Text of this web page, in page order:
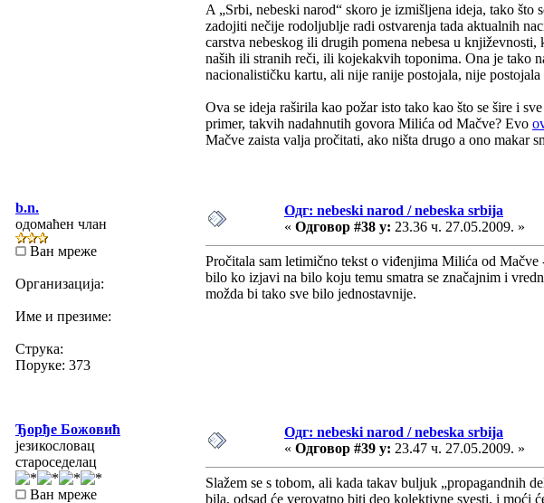
A „Srbi, nebeski narod“ skoro je izmišljena ideja, tako
zadojiti nečije rodoljublje radi ostvarenja tada aktualnih
carstva nebeskog ili drugih pomena nebesa u
naših ili stranih reči, ili kojekakvih toponima. Ona je tako
nacionalističku kartu, ali nije ranije postojala, nije
Ova se ideja raširila kao požar isto tako kao što se šire i
primer, takvih nadahnutih govora Milića od Mačve? Evo
Mačve zaista valja pročitati, ako ništa drugo a ono makar
b.n.
одомаћен члан
Ван мреже
Организација:
Име и презиме:
Струка:
Поруке: 373
Одг: nebeski narod / nebeska srbija
« Одговор #38 у: 23.36 ч. 27.05.2009. »
Pročitala sam letimično tekst o viđenjima Milića od
bilo ko izjavi na bilo koju temu smatra se značajnim i
možda bi tako sve bilo jednostavnije.
Ђорђе Божовић
језикословац
староседелац
Ван мреже
Одг: nebeski narod / nebeska srbija
« Одговор #39 у: 23.47 ч. 27.05.2009. »
Slažem se s tobom, ali kada takav buljuk „propagandnih
bila, odsad će verovatno biti deo kolektivne svesti, i moći